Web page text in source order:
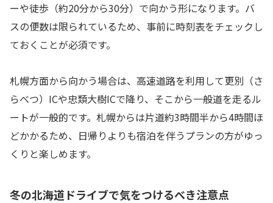
ーや徒歩（約20分から30分）で向かう形になります。バ
スの便数は限られているため、事前に時刻表をチェックし
ておくことが必須です。
札幌方面から向かう場合は、高速道路を利用して更別（さ
らべつ）ICや忠類大樹ICで降り、そこから一般道を走るル
ートが一般的です。札幌からは片道約3時間半から4時間ほ
どかかるため、日帰りよりも宿泊を伴うプランの方がゆっ
くりと楽しめます。
冬の北海道ドライブで気をつけるべき注意点